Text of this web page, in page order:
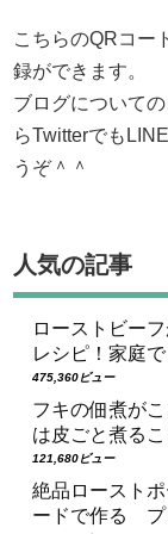
こちらのQRコー
録ができます。
ブログについて
らTwitterでも
うぞ＾＾
人気の記事
ローストビー
レシピ！家庭
475,360ビュー
フキの佃煮が
は皮ごと煮る
121,680ビュー
絶品ロースト
ードで作る プ